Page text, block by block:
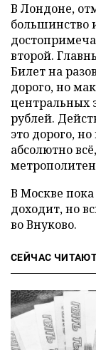
В Лондоне,
большинство
второй.
Билет на
дорого, но
центральных
рублей.
это дорого,
абсолютно
В Москве
доходит, но
во Внуково.
СЕЙЧАС